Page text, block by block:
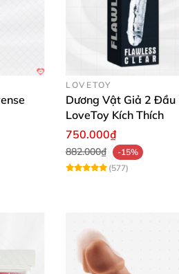
sạch sẽ bằng nước ấm
chung. 👫
nơi thoáng mát. 💦
LOVETOY
Dương Vật Giả 2 Đầu
LoveToy Kích Thích
750.000₫
882.000₫
-15%
(577)